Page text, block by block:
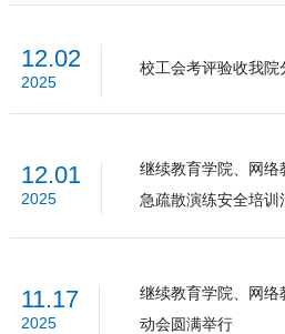
12.02
2025
校工会考评验收我院
12.01
2025
继续教育学院、网
急疏散演练安全培训
11.17
2025
继续教育学院、网
动会圆满举行